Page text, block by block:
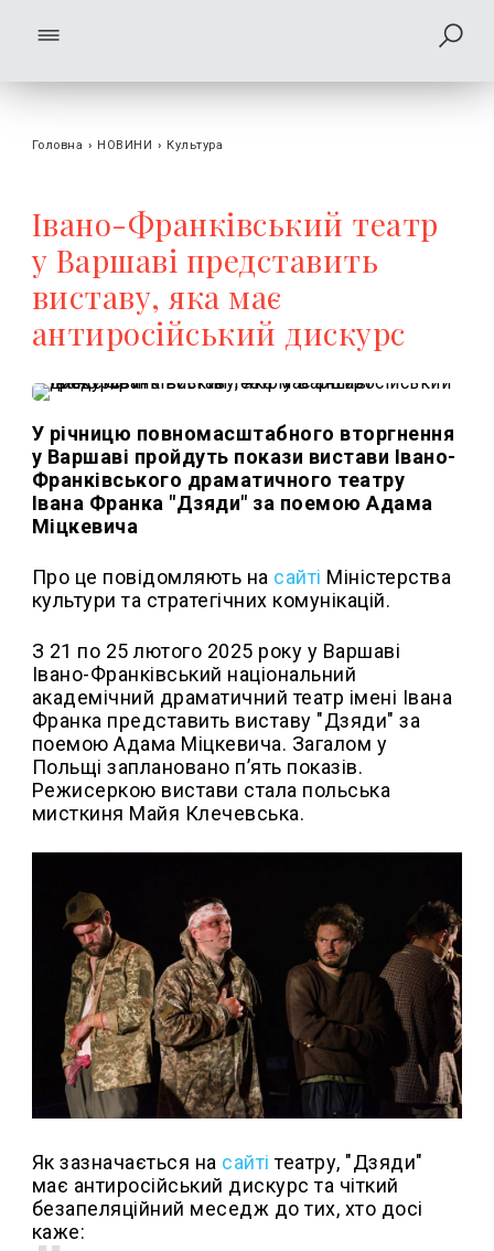
Головна › НОВИНИ › Культура
Івано-Франківський театр
у Варшаві представить
виставу, яка має
антиросійський дискурс
У річницю повномасштабного вторгнення
у Варшаві пройдуть покази вистави Івано-
Франківського драматичного театру
Івана Франка "Дзяди" за поемою Адама
Міцкевича
Про це повідомляють на сайті Міністерства
культури та стратегічних комунікацій.
З 21 по 25 лютого 2025 року у Варшаві
Івано-Франківський національний
академічний драматичний театр імені Івана
Франка представить виставу "Дзяди" за
поемою Адама Міцкевича. Загалом у
Польщі заплановано пʼять показів.
Режисеркою вистави стала польська
мисткиня Майя Клечевська.
Як зазначається на сайті театру, "Дзяди"
має антиросійський дискурс та чіткий
безапеляційний меседж до тих, хто досі
каже: